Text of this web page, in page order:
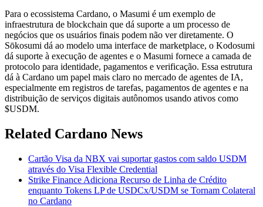
Para o ecossistema Cardano, o Masumi é um exemplo de
infraestrutura de blockchain que dá suporte a um processo de
negócios que os usuários finais podem não ver diretamente. O
Sōkosumi dá ao modelo uma interface de marketplace, o Kodosumi
dá suporte à execução de agentes e o Masumi fornece a camada de
protocolo para identidade, pagamentos e verificação. Essa estrutura
dá à Cardano um papel mais claro no mercado de agentes de IA,
especialmente em registros de tarefas, pagamentos de agentes e na
distribuição de serviços digitais autônomos usando ativos como
$USDM.
Related Cardano News
Cartão Visa da NBX vai suportar gastos com saldo USDM
através do Visa Flexible Credential
Strike Finance Adiciona Recurso de Linha de Crédito
enquanto Tokens LP de USDCx/USDM se Tornam Colateral
no Cardano